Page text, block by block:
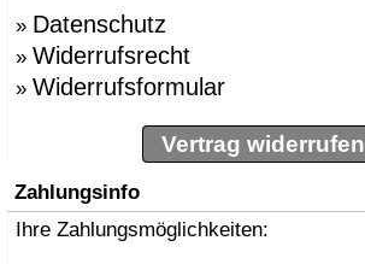
» Datenschutz
» Widerrufsrecht
» Widerrufsformular
Vertrag widerrufen
Zahlungsinfo
Ihre Zahlungsmöglichkeiten: